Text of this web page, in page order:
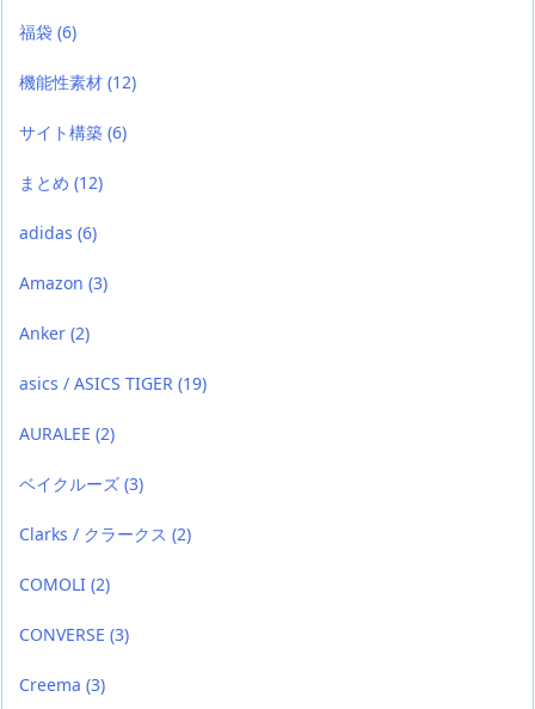
福袋 (6)
機能性素材 (12)
サイト構築 (6)
まとめ (12)
adidas (6)
Amazon (3)
Anker (2)
asics / ASICS TIGER (19)
AURALEE (2)
ベイクルーズ (3)
Clarks / クラークス (2)
COMOLI (2)
CONVERSE (3)
Creema (3)